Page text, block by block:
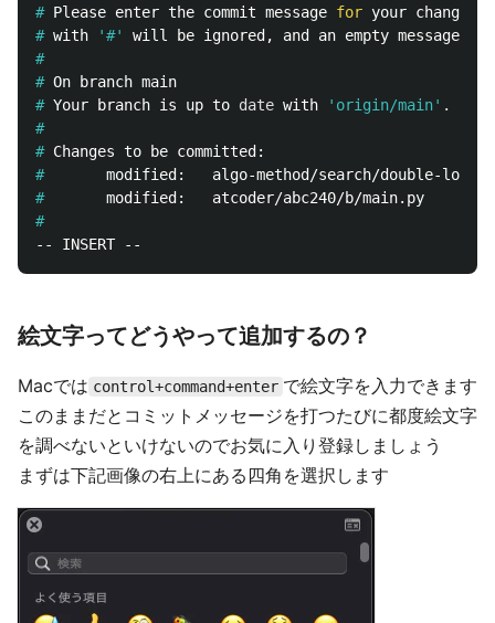
# Please enter the commit message for
# with
'#'
#
#
# Your branch is up to date with 'origin/main' .
#
#
#
#
#
絵文字ってどうやって追加するの？
Macでは control+command+enter で絵文字を入力できます
このままだとコミットメッセージを打つたびに都度絵文字
を調べないといけないのでお気に入り登録しましょう
まずは下記画像の右上にある四角を選択します